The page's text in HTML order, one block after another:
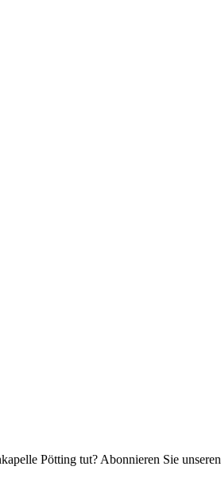
Pötting tut? Abonnieren Sie unseren